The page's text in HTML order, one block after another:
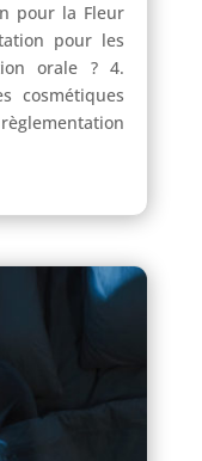
pour la Fleur
pour les
orale ? 4.
cosmétiques